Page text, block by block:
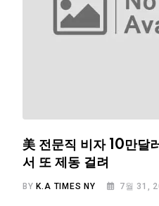
美 전문직 비자 10만달
서 또 제동 걸려
BY K.A TIMES NY 7월 31,